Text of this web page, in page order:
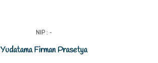
NIP : -
Yudatama Firman Prasetya